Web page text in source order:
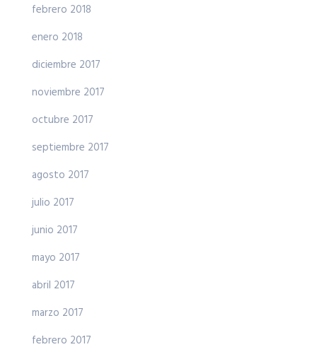
febrero 2018
enero 2018
diciembre 2017
noviembre 2017
octubre 2017
septiembre 2017
agosto 2017
julio 2017
junio 2017
mayo 2017
abril 2017
marzo 2017
febrero 2017